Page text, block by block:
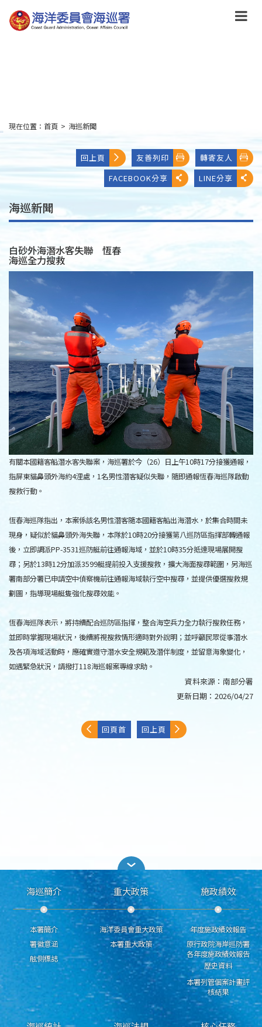
到
主
:::
現在位置： 首頁 > 海巡新聞
回上頁 友善列印
轉寄友人
FACEBOOK分享
LINE分享
海巡新聞
白砂外海潛水客失聯 恆春
海巡全力搜救
有關本國籍客船潛水客失聯案，海巡署於今（26）日上午10時17分接獲通報，
指屏東貓鼻頭外海約4浬處，1名男性潛客疑似失聯，隨即通報恆春海巡隊啟動
搜救行動。
恆春海巡隊指出，本案係該名男性潛客隨本國籍客船出海潛水，於集合時間未
現身，疑似於貓鼻頭外海失聯，本隊於10時20分接獲第八巡防區指揮部轉通報
後，立即調派PP-3531巡防艇前往通報海域，並於10時35分抵達現場展開搜
尋；另於13時12分加派3599艇提前投入支援搜救，擴大海面搜尋範圍，另海巡
署南部分署已申請空中偵察機前往通報海域執行空中搜尋，並提供優選搜救規
劃圖，指導現場艇隻強化搜尋效能。
恆春海巡隊表示，將持續配合巡防區指揮，整合海空兵力全力執行搜救任務，
並即時掌握現場狀況，後續將視搜救情形適時對外說明；並呼籲民眾從事潛水
及各項海域活動時，應確實遵守潛水安全規範及潛伴制度，並留意海象變化，
如遇緊急狀況，請撥打118海巡報案專線求助。
資料來源： 南部分署
更新日期： 2026/04/27
回頁首 回上頁
海巡簡介
本署簡介
署徽意涵
舷側標誌
重大政策
海洋委員會重大政策
本署重大政策
施政績效
年度施政績效報告
原行政院海岸巡防署
各年度施政績效報告
歷史資料
本署列管個案計畫評
核結果